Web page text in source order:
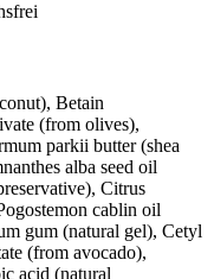
Betain
(from olives),
parkii butter (shea
alba seed oil
Citrus
cablin oil
gum (natural gel), Cetyl
(from avocado),
acid (natural